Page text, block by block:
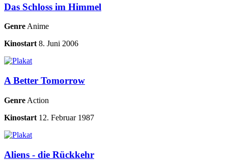
Das Schloss im Himmel
GenreAnime
Kinostart 8. Juni 2006
A Better Tomorrow
Genre Action
Kinostart 12. Februar 1987
Aliens - die Rückkehr